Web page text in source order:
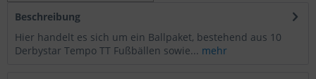
Beschreibung
Hier handelt es sich um ein Ballpaket, bestehend aus 10
Derbystar Tempo TT Fußbällen sowie... mehr